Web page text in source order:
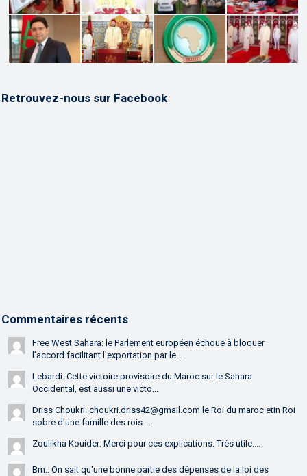
Retrouvez-nous sur Facebook
Commentaires récents
Free West Sahara: le Parlement européen échoue à bloquer
l’accord facilitant l’exportation par le...
Lebardi: Cette victoire provisoire du Maroc sur le Sahara
Occidental, est aussi une victo...
Driss Choukri: choukri.driss42@gmail.com le Roi du maroc etin Roi
sobre d'une famille des rois....
Zoulikha Kouider: Merci pour ces explications. Très utile....
Bm.: On sait qu'une bonne partie des dépenses de la loi des